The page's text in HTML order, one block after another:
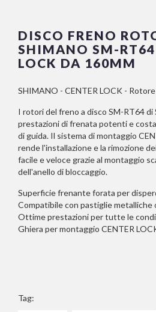
DISCO FRENO
SHIMANO SM-RT64
LOCK DA 160MM
SHIMANO - CENTER LOCK -
I rotori del freno a disco SM-RT64
prestazioni di frenata potenti e
di guida. Il sistema di montaggio
rende l'installazione e la rimozione
facile e veloce grazie al montaggio
dell'anello di bloccaggio.
Superficie frenante forata per
Compatibile con pastiglie metalliche
Ottime prestazioni per tutte le
Ghiera per montaggio CENTER
Tag: